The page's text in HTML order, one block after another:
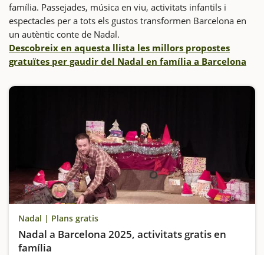
família. Passejades, música en viu, activitats infantils i
espectacles per a tots els gustos transformen Barcelona en
un autèntic conte de Nadal.
Descobreix en aquesta llista les millors propostes
gratuïtes per gaudir del Nadal en família a Barcelona
Nadal | Plans gratis
Nadal a Barcelona 2025, activitats gratis en
família